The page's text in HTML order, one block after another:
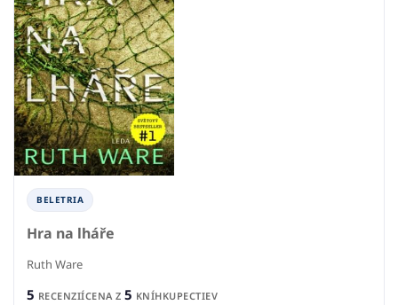
BELETRIA
Hra na lháře
Ruth Ware
5 RECENZIÍCENA Z 5 KNÍHKUPECTIEV